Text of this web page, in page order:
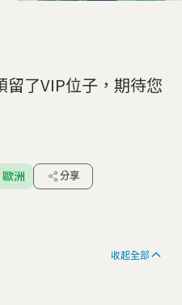
留了VIP位子，期待您
歐洲 分享
收起全部